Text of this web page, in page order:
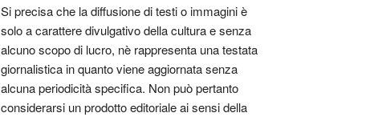
Si precisa che la diffusione di testi o immagini è
solo a carattere divulgativo della cultura e senza
alcuno scopo di lucro, nè rappresenta una testata
giornalistica in quanto viene aggiornata senza
alcuna periodicità specifica. Non può pertanto
considerarsi un prodotto editoriale ai sensi della